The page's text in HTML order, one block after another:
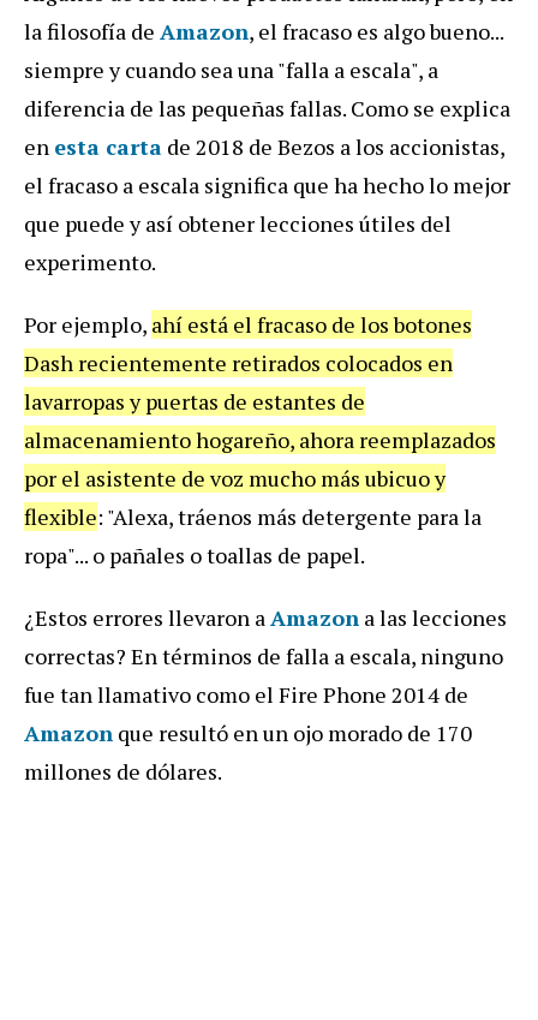
la filosofía de Amazon, el fracaso es algo bueno...
siempre y cuando sea una "falla a escala", a
diferencia de las pequeñas fallas. Como se explica
en esta carta de 2018 de Bezos a los accionistas,
el fracaso a escala significa que ha hecho lo mejor
que puede y así obtener lecciones útiles del
experimento.
Por ejemplo, ahí está el fracaso de los botones
Dash recientemente retirados colocados en
lavarropas y puertas de estantes de
almacenamiento hogareño, ahora reemplazados
por el asistente de voz mucho más ubicuo y
flexible: "Alexa, tráenos más detergente para la
ropa"... o pañales o toallas de papel.
¿Estos errores llevaron aAmazon a las lecciones
correctas? En términos de falla a escala, ninguno
fue tan llamativo como el Fire Phone 2014 de
Amazon que resultó en un ojo morado de 170
millones de dólares.